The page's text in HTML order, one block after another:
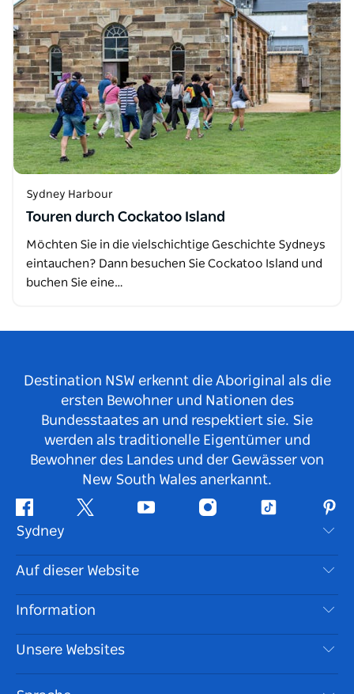
Sydney Harbour
Touren durch Cockatoo Island
Möchten Sie in die vielschichtige Geschichte Sydneys
eintauchen? Dann besuchen Sie Cockatoo Island und
buchen Sie eine…
Destination NSW erkennt die Aboriginal als die
ersten Bewohner und Nationen des
Bundesstaates an und respektiert sie. Sie
werden als traditionelle Eigentümer und
Bewohner des Landes und der Gewässer von
New South Wales anerkannt.
Facebook Twitter YouTube InstagramTikTok
Sydney
Kontaktieren Sie uns
Haftungsausschluss
Cookie Notice
Auf dieser Website
Reiseziele
Aktivitäten
Information
Reiseinformationen
Barrierefreies Sydney
Unsere Websites